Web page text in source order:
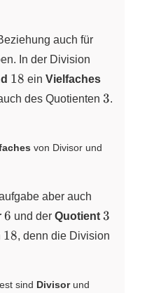
auch für
In der Division
18
18 ein Vielfaches
des Quotienten 3
3.
von Divisor und
aber auch
6
6 und der Quotient 3
3
18
18, denn die Division
sind Divisorund